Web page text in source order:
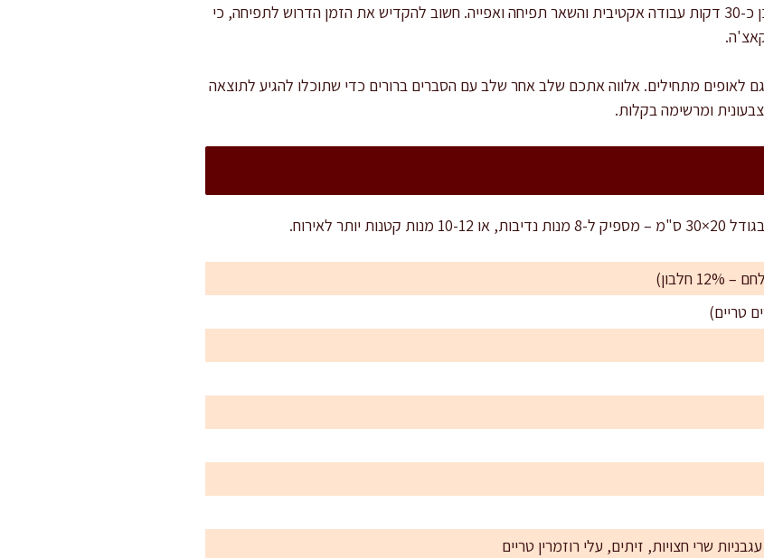
זמן ההכנה הכולל הוא כשעתיים וחצי, מתוכן כ-30 דקות עבודה אקטיבית והשאר תפיחה ואפייה. חשוב להקדיש את הזמן הדרוש לתפיחה, כי
לאופים מתחילים. אלווה אתכם שלב אחר שלב עם הסברים ברורים כדי שתוכלו להגיע לתוצאה
ומרשימה בקלות.
לאירוח.
שרי חצויות, זיתים, עלי רוזמרין טריים